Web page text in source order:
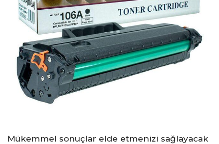
Mükemmel sonuçlar elde etmenizi sağlayacak